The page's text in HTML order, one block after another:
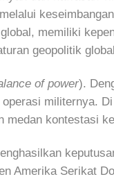
memiliki
geopolitik
of power).
militernya.
medan kontestasi
Amerika Serikat